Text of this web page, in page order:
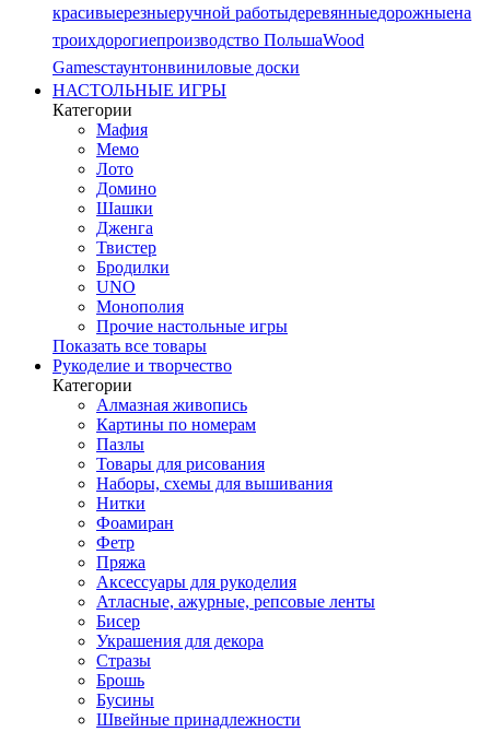
красивыерезныеручной работыдеревянныедорожныена
троихдорогиепроизводство ПольшаWood
Gamesстаунтонвиниловые доски
НАСТОЛЬНЫЕ ИГРЫ
Категории
Мафия
Мемо
Лото
Домино
Шашки
Дженга
Твистер
Бродилки
UNO
Монополия
Прочие настольные игры
Показать все товары
Рукоделие и творчество
Категории
Алмазная живопись
Картины по номерам
Пазлы
Товары для рисования
Наборы, схемы для вышивания
Нитки
Фоамиран
Фетр
Пряжа
Аксессуары для рукоделия
Атласные, ажурные, репсовые ленты
Бисер
Украшения для декора
Стразы
Брошь
Бусины
Швейные принадлежности